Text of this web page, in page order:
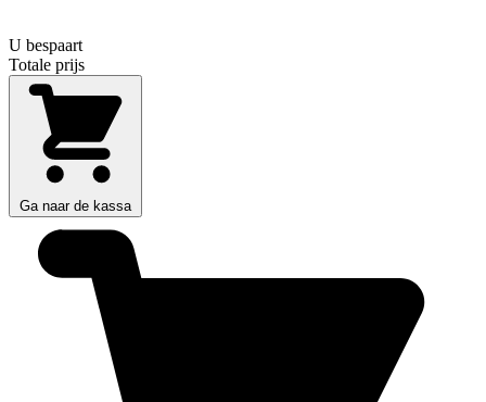
U bespaart
Totale prijs
Ga naar de kassa